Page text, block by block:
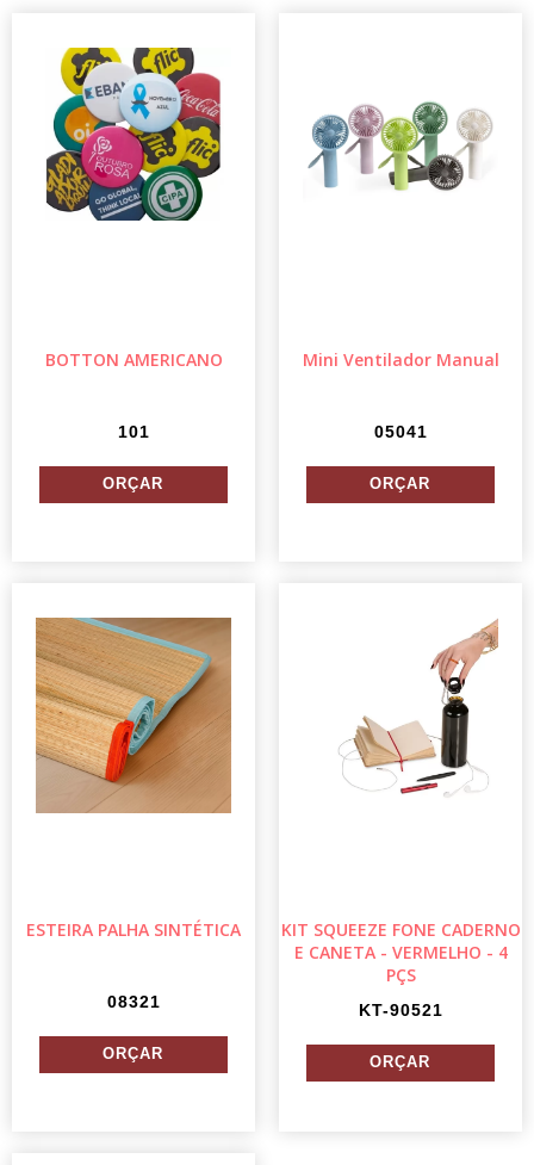
BOTTON AMERICANO
101
Mini Ventilador Manual
05041
ESTEIRA PALHA SINTÉTICA
08321
KIT SQUEEZE FONE CADERNO
E CANETA - VERMELHO - 4
PÇS
KT-90521